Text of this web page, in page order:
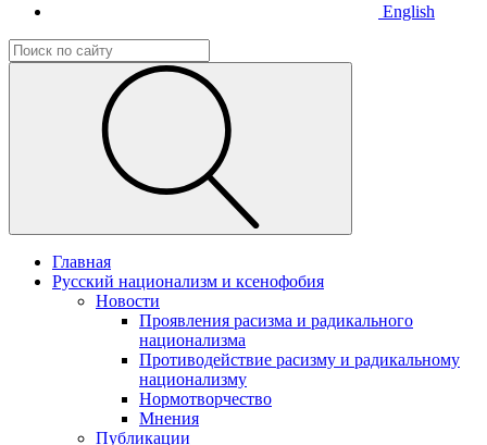
English
Главная
Русский национализм и ксенофобия
Новости
Проявления расизма и радикального
национализма
Противодействие расизму и радикальному
национализму
Нормотворчество
Мнения
Публикации